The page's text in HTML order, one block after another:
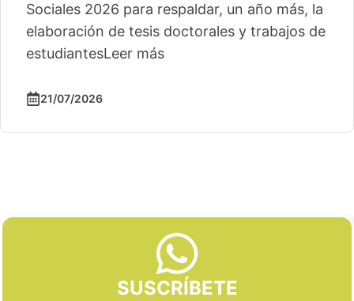
Sociales 2026 para respaldar, un año más, la
elaboración de tesis doctorales y trabajos de
estudiantesLeer más
21/07/2026
SUSCRÍBETE